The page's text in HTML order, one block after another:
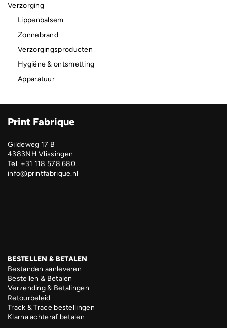
Verzorging
Lippenbalsem
Zonnebrand
Verzorgingsproducten
Hygiëne & ontsmetting
Apparatuur
Print Fabrique
Gildeweg 17 B
4383NH Vlissingen
Tel. +31 118 578 680
info@printfabrique.nl
BESTELLEN & BETALEN
Bestanden aanleveren
Bestellen & Betalen
Verzending & Betalingen
Retourbeleid
Track & Trace bestellingen
Klarna achteraf betalen